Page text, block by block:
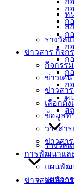
ห
ส
รางวัล
ข่าวสาร กิจก
กิจกรร
ข่าวเด่น
ข่าวสา
เลือกตั้ง
ข้อมูลท
วารสา
ข่าวสา
การพัฒนาแล
แผนพัฒ
แผนกา
ก
ก
ก
ก
ก
ก
ก
ห
ส
รางวัล
ข่าวสาร กิจก
หลายเดือน โดยปัจ
เทศบาล
เมืองอ่าง
สำนักงาน
เทศบาลเมือง
อ่างศิลา 90/338
ม.3 ต.เสม็ด